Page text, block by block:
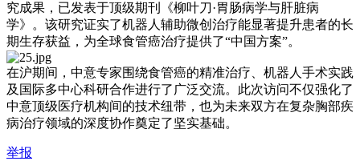
究成果，已发表于顶级期刊《柳叶刀·胃肠病学与肝脏病
学》。该研究证实了机器人辅助微创治疗能显著提升患者的长
期生存获益，为全球食管癌治疗提供了“中国方案”。
在沪期间，中意专家围绕食管癌的精准治疗、机器人手术实践
及国际多中心科研合作进行了广泛交流。此次访问不仅强化了
中意顶级医疗机构间的技术纽带，也为未来双方在复杂胸部疾
病治疗领域的深度协作奠定了坚实基础。
举报